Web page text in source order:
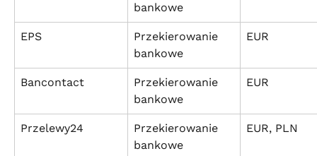
bankowe
EPS
Przekierowanie
bankowe
EUR
Bancontact
Przekierowanie
bankowe
EUR
Przelewy24
Przekierowanie
bankowe
EUR, PLN